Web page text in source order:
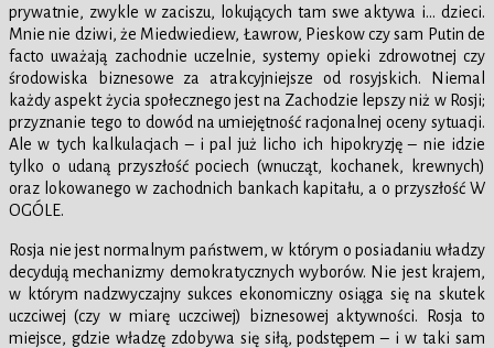
prywatnie, zwykle w zaciszu, lokujących tam swe aktywa i… dzieci.
Mnie nie dziwi, że Miedwiediew, Ławrow, Pieskow czy sam Putin de
facto uważają zachodnie uczelnie, systemy opieki zdrowotnej czy
środowiska biznesowe za atrakcyjniejsze od rosyjskich. Niemal
każdy aspekt życia społecznego jest na Zachodzie lepszy niż w Rosji;
przyznanie tego to dowód na umiejętność racjonalnej oceny sytuacji.
Ale w tych kalkulacjach – i pal już licho ich hipokryzję – nie idzie
tylko o udaną przyszłość pociech (wnucząt, kochanek, krewnych)
oraz lokowanego w zachodnich bankach kapitału, a o przyszłość W
OGÓLE.
Rosja nie jest normalnym państwem, w którym o posiadaniu władzy
decydują mechanizmy demokratycznych wyborów. Nie jest krajem,
w którym nadzwyczajny sukces ekonomiczny osiąga się na skutek
uczciwej (czy w miarę uczciwej) biznesowej aktywności. Rosja to
miejsce, gdzie władzę zdobywa się siłą, podstępem – i w taki sam